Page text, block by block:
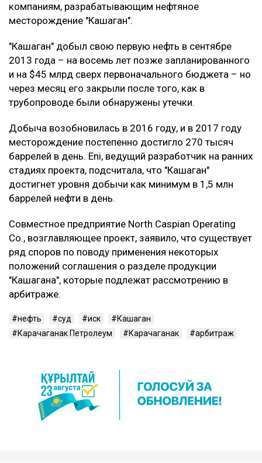
компаниям, разрабатывающим нефтяное
месторождение "Кашаган".
"Кашаган" добыл свою первую нефть в сентябре
2013 года – на восемь лет позже запланированного
и на $45 млрд сверх первоначального бюджета – но
через месяц его закрыли после того, как в
трубопроводе были обнаружены утечки.
Добыча возобновилась в 2016 году, и в 2017 году
месторождение постепенно достигло 270 тысяч
баррелей в день. Eni, ведущий разработчик на ранних
стадиях проекта, подсчитала, что "Кашаган"
достигнет уровня добычи как минимум в 1,5 млн
баррелей нефти в день.
Совместное предприятие North Caspian Operating
Co., возглавляющее проект, заявило, что существует
ряд споров по поводу применения некоторых
положений соглашения о разделе продукции
"Кашагана", которые подлежат рассмотрению в
арбитраже.
нефть суд иск
Кашаган
Карачаганак Петролеум
Карачаганак арбитраж